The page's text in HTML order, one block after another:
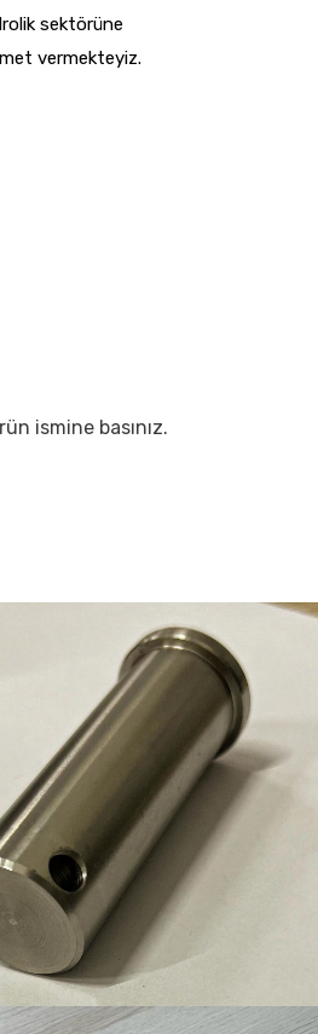
sektörüne
vermekteyiz.
ismine basınız.
Ürün-13